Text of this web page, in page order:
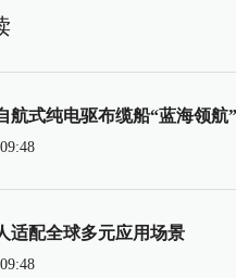
航式纯电驱布缆船“蓝海领航
适配全球多元应用场景